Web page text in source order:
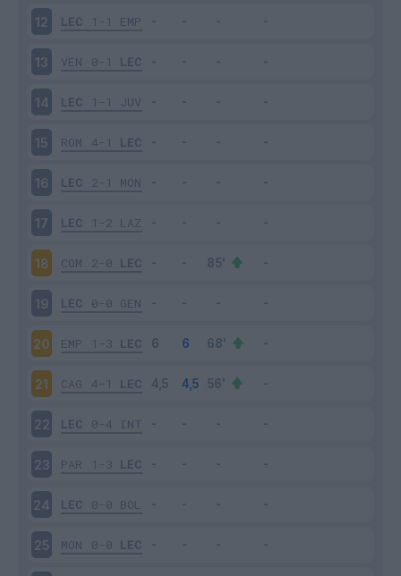
12 LEC 1-1 EMP
13 VEN 0-1 LEC
14 LEC 1-1 JUV
15 ROM 4-1 LEC
16 LEC 2-1 MON
17 LEC 1-2 LAZ
18 COM 2-0 LEC
19 LEC 0-0 GEN
20 EMP 1-3 LEC
21 CAG 4-1 LEC
22 LEC 0-4 INT
23 PAR 1-3 LEC
24 LEC 0-0 BOL
25 MON 0-0 LEC